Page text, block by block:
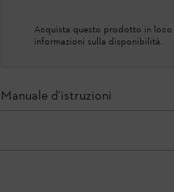
Acquista questo prodotto in
informazioni sulla disponibilità.
Manuale d'istruzioni